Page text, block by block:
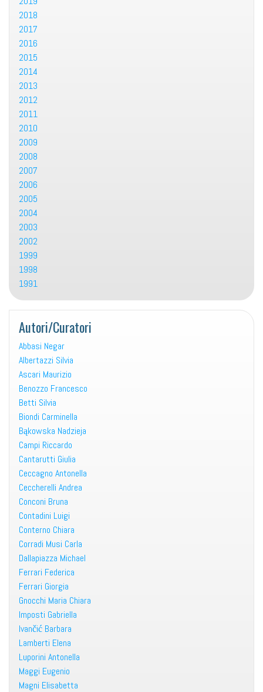
2018
2017
2016
2015
2014
2013
2012
2011
2010
2009
2008
2007
2006
2005
2004
2003
2002
1999
1998
1991
Autori/Curatori
Abbasi Negar
Albertazzi Silvia
Ascari Maurizio
Benozzo Francesco
Betti Silvia
Biondi Carminella
Bąkowska Nadzieja
Campi Riccardo
Cantarutti Giulia
Ceccagno Antonella
Ceccherelli Andrea
Conconi Bruna
Contadini Luigi
Conterno Chiara
Corradi Musi Carla
Dallapiazza Michael
Ferrari Federica
Ferrari Giorgia
Gnocchi Maria Chiara
Imposti Gabriella
Ivančić Barbara
Lamberti Elena
Luporini Antonella
Maggi Eugenio
Magni Elisabetta